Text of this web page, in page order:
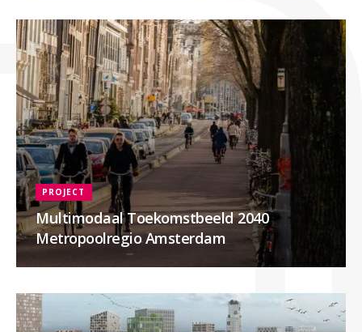
Multimodaal Toekomstbeeld 2040
Metropoolregio Amsterdam
PROJECT